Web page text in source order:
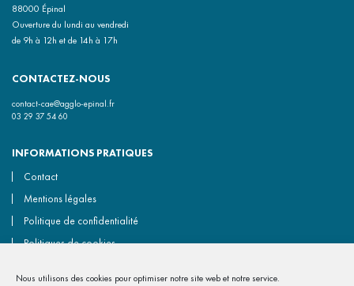
Nous utilisons des cookies pour optimiser notre site web et notre service.
88000 Épinal
Ouverture du lundi au vendredi
de 9h à 12h et de 14h à 17h
CONTACTEZ-NOUS
contact-cae@agglo-epinal.fr
03 29 37 54 60
INFORMATIONS PRATIQUES
Contact
Mentions légales
Politique de confidentialité
Politiques de cookies